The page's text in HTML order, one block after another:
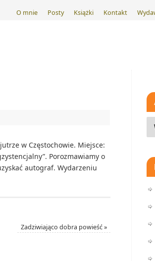
O mnie Posty Książki Kontakt
w Częstochowie. Miejsce:
Porozmawiamy o
autograf. Wydarzeniu
Zadziwiająco dobra powieść»